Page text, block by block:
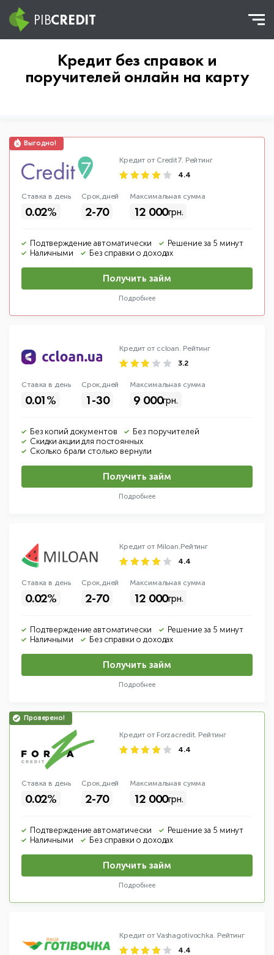
PIBCREDIT
Кредит без справок и
поручителей онлайн на карту
Кредит от Credit7. Рейтинг
4.4
Ставка в день
0.02%
Срок,дней
2-70
Максимальная сумма
12 000грн.
Подтверждение автоматически
Решение за 5 минут
Наличными
Без справки о доходах
Получить займ
Подробнее
Кредит от ccloan. Рейтинг
3.2
Ставка в день
0.01%
Срок,дней
1-30
Максимальная сумма
9 000грн.
Без копий документов
Без поручителей
Скидки акции для постоянных
Сколько брали столько вернули
Получить займ
Подробнее
Кредит от Miloan.Рейтинг
4.4
Ставка в день
0.02%
Срок,дней
2-70
Максимальная сумма
12 000грн.
Подтверждение автоматически
Решение за 5 минут
Наличными
Без справки о доходах
Получить займ
Подробнее
Кредит от Forzacredit. Рейтинг
4.4
Ставка в день
0.02%
Срок,дней
2-70
Максимальная сумма
12 000грн.
Подтверждение автоматически
Решение за 5 минут
Наличными
Без справки о доходах
Получить займ
Подробнее
Кредит от Vashagotivochka. Рейтинг
4.4